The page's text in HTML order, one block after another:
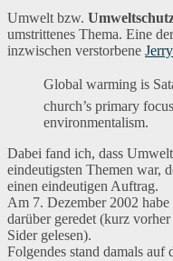
Umwelt bzw.
umstrittenes Thema. Eine
inzwischen verstorbene
Global warming is
church’s primary
environmentalism.
Dabei fand ich, dass
eindeutigsten Themen war,
einen eindeutigen Auftrag.
Am 7. Dezember 2002
darüber geredet (kurz vorher
Sider gelesen).
Folgendes stand damals auf